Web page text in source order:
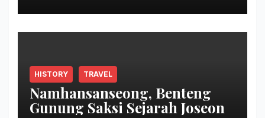
HISTORY TRAVEL
Namhansanseong, Benteng
Gunung Saksi Sejarah Joseon